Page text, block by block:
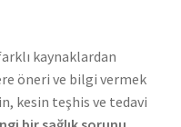
kaynaklardan
öneri ve bilgi vermek
kesin teşhis ve tedavi